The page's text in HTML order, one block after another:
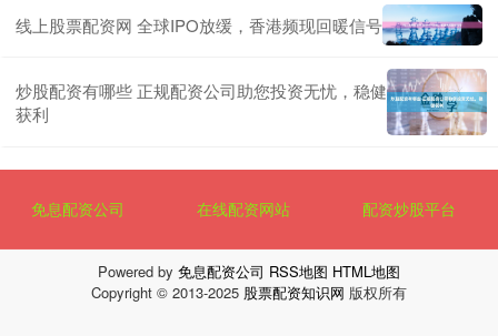
线上股票配资网 全球IPO放缓，香港频现回暖信号
炒股配资有哪些 正规配资公司助您投资无忧，稳健
获利
免息配资公司 在线配资网站 配资炒股平台
Powered by 免息配资公司 RSS地图 HTML地图
Copyright © 2013-2025 股票配资知识网 版权所有